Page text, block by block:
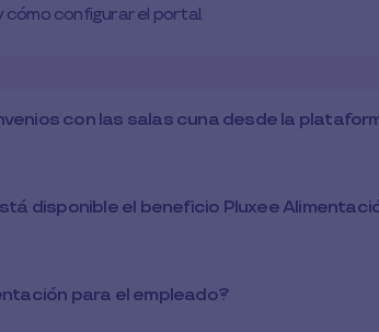
configurar el portal.
con las salas cuna desde la
disponible el beneficio Pluxee
para el empleado?